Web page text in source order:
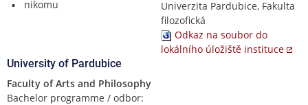
nikomu
Univerzita Pardubice, Fakulta
filozofická
Odkaz na soubor do
lokálního úložiště instituce
University of Pardubice
Faculty of Arts and Philosophy
Bachelor programme / odbor: